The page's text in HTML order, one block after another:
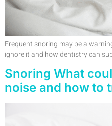
Frequent snoring may be a
ignore it and how dentistry can
Snoring What
noise and how to